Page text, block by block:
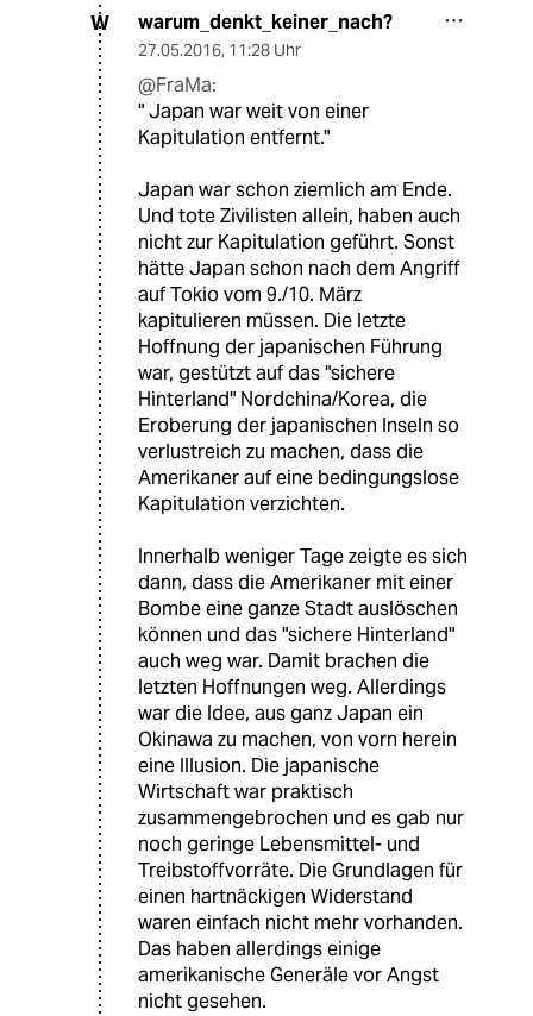
W warum_denkt_keiner_nach?
27.05.2016, 11:28 Uhr
@FraMa:
" Japan war weit von einer
Kapitulation entfernt."
Japan war schon ziemlich am Ende.
Und tote Zivilisten allein, haben auch
nicht zur Kapitulation geführt. Sonst
hätte Japan schon nach dem Angriff
auf Tokio vom 9./10. März
kapitulieren müssen. Die letzte
Hoffnung der japanischen Führung
war, gestützt auf das "sichere
Hinterland" Nordchina/Korea, die
Eroberung der japanischen Inseln so
verlustreich zu machen, dass die
Amerikaner auf eine bedingungslose
Kapitulation verzichten.
Innerhalb weniger Tage zeigte es sich
dann, dass die Amerikaner mit einer
Bombe eine ganze Stadt auslöschen
können und das "sichere Hinterland"
auch weg war. Damit brachen die
letzten Hoffnungen weg. Allerdings
war die Idee, aus ganz Japan ein
Okinawa zu machen, von vorn herein
eine Illusion. Die japanische
Wirtschaft war praktisch
zusammengebrochen und es gab nur
noch geringe Lebensmittel- und
Treibstoffvorräte. Die Grundlagen für
einen hartnäckigen Widerstand
waren einfach nicht mehr vorhanden.
Das haben allerdings einige
amerikanische Generäle vor Angst
nicht gesehen.